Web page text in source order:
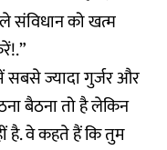
संविधान को खत्म
सबसे ज्यादा गुर्जर और
बैठना तो है लेकिन
है. वे कहते हैं कि तुम